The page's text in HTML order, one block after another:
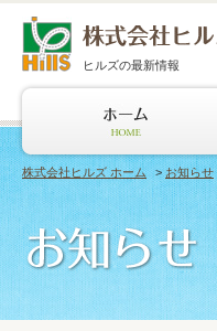
ヒルズの最新情報
株式会社ヒルズ ホーム >お知らせ